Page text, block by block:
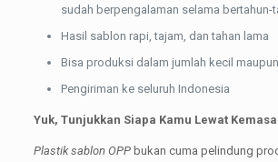
sudah berpengalaman selama bertahun-
Hasil sablon rapi, tajam, dan tahan lama
Bisa produksi dalam jumlah kecil
Pengiriman ke seluruh Indonesia
Yuk, Tunjukkan Siapa Kamu Lewat
Plastik sablon OPPbukan cuma pelindung